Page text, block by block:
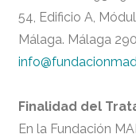
54, Edificio A,
Málaga. Málaga
Finalidad del
En la Fundación